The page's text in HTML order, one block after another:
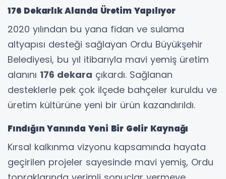
176 Dekarlık Alanda Üretim Yapılıyor
2020 yılından bu yana fidan ve sulama
altyapısı desteği sağlayan Ordu Büyükşehir
Belediyesi, bu yıl itibarıyla mavi yemiş üretim
alanını 176 dekara çıkardı. Sağlanan
desteklerle pek çok ilçede bahçeler kuruldu ve
üretim kültürüne yeni bir ürün kazandırıldı.
Fındığın Yanında Yeni Bir Gelir Kaynağı
Kırsal kalkınma vizyonu kapsamında hayata
geçirilen projeler sayesinde mavi yemiş, Ordu